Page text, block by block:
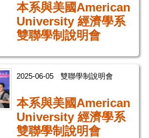
本系與美國American
University 經濟學系
雙聯學制說明會
2025-06-05 雙聯學制說明會
本系與美國American
University 經濟學系
雙聯學制說明會